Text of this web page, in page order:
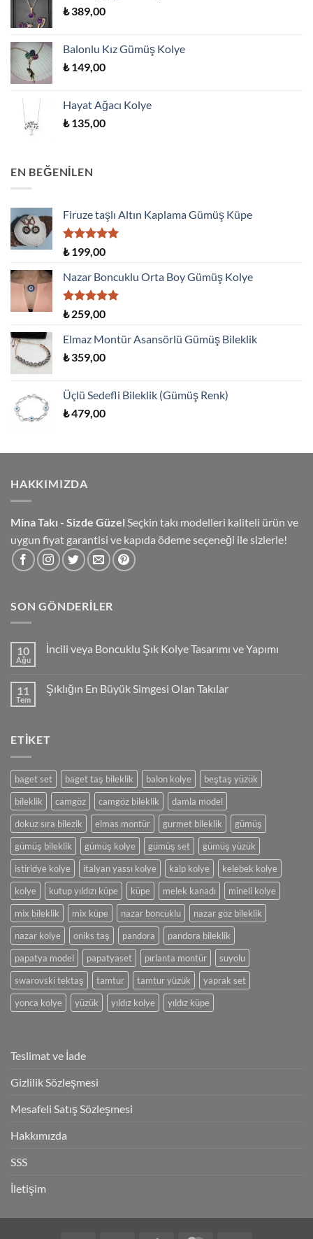
₺389,00
Balonlu Kız Gümüş Kolye
₺149,00
Hayat Ağacı Kolye
₺135,00
EN BEĞENILEN
Firuze taşlı Altın Kaplama Gümüş Küpe
5 üzerinden
oy
aldı
₺199,00
Nazar Boncuklu Orta Boy Gümüş Kolye
5 üzerinden
oy
aldı
₺259,00
Elmaz Montür Asansörlü Gümüş Bileklik
₺359,00
Üçlü Sedefli Bileklik (Gümüş Renk)
₺479,00
HAKKIMIZDA
Mina Takı - Sizde Güzel Seçkin takı modelleri kaliteli ürün ve
uygun fiyat garantisi ve kapıda ödeme seçeneği ile sizlerle!
SON GÖNDERILER
10
Ağu
İncili veya Boncuklu Şık Kolye Tasarımı ve Yapımı
veya
ve
Yapımı
11
Tem
Şıklığın En Büyük Simgesi Olan Takılar
Büyük
ETIKET
baget set baget taş bileklik balon kolye
beştaş yüzük
bileklik
camgöz camgöz bileklik
damla model
dokuz sıra bilezik
elmas montür gurmet bileklik
gümüş
gümüş bileklik
gümüş kolye gümüş set
gümüş yüzük
istiridye kolye
italyan yassı kolye kalp kolye
kelebek kolye
kolye
kutup yıldızı küpe küpe melek kanadı
mineli kolye
mix bileklik
mix küpe nazar boncuklu
nazar göz bileklik
nazar kolye
oniks taş pandora
pandora bileklik
papatya model
papatyaset pırlanta montür
suyolu
swarovski tektaş
tamtur tamtur yüzük
yaprak set
yonca kolye
yüzük yıldız kolye yıldız küpe
Teslimat ve İade
Gizlilik Sözleşmesi
Mesafeli Satış Sözleşmesi
Hakkımızda
SSS
İletişim